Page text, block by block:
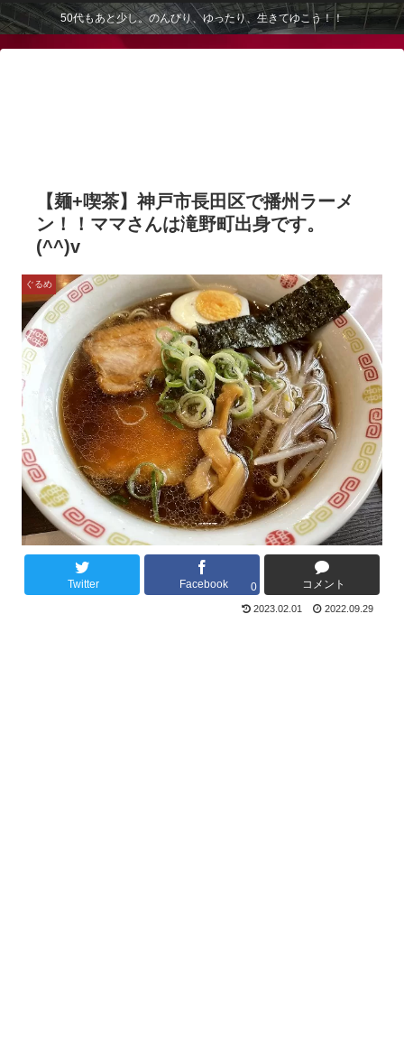
50代もあと少し。のんびり、ゆったり、生きてゆこう！！
【麺+喫茶】神戸市長田区で播州ラーメ
ン！！ママさんは滝野町出身です。
(^^)v
ぐるめ
Twitter Facebook 0 コメント
2023.02.01 2022.09.29